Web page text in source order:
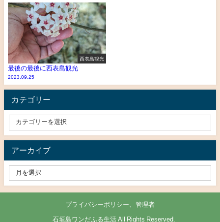
西表島観光
最後の最後に西表島観光
2023.09.25
カテゴリー
アーカイブ
プライバシーポリシー、管理者
© 石垣島ワンだふる生活 All Rights Reserved.